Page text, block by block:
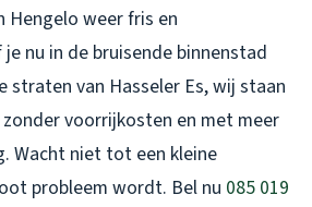
Hengelo weer fris en
nu in de bruisende binnenstad
van Hasseler Es, wij staan
voorrijkosten en met meer
Wacht niet tot een kleine
probleem wordt. Bel nu 085 019